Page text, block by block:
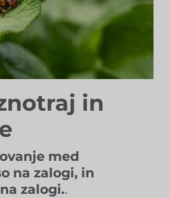
in
med
na zalogi, in
zalogi..